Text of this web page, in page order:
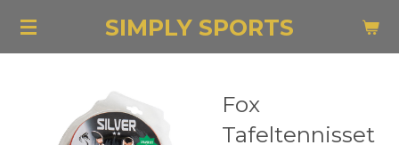
Ga
hoofdinhoud
SIMPLY SPORTS
Fox
Tafeltennisset